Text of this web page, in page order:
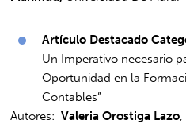
Artículo Destacado
Un Imperativo necesario
Oportunidad en la
Contables”
Autores:Valeria Orostiga Lazo